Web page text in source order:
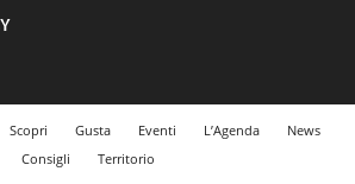
Scopri Gusta Eventi L’Agenda
News
Consigli
Territorio